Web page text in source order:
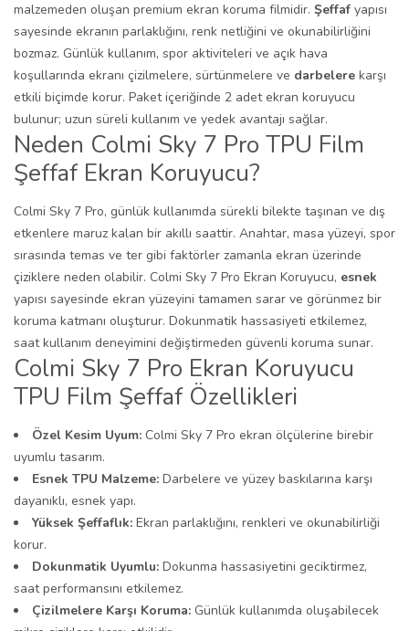
malzemeden oluşan premium ekran koruma filmidir. Şeffaf yapısı
sayesinde ekranın parlaklığını, renk netliğini ve okunabilirliğini
bozmaz. Günlük kullanım, spor aktiviteleri ve açık hava
koşullarında ekranı çizilmelere, sürtünmelere ve darbelere karşı
etkili biçimde korur. Paket içeriğinde 2 adet ekran koruyucu
bulunur; uzun süreli kullanım ve yedek avantajı sağlar.
Neden Colmi Sky 7 Pro TPU Film
Şeffaf Ekran Koruyucu?
Colmi Sky 7 Pro, günlük kullanımda sürekli bilekte taşınan ve dış
etkenlere maruz kalan bir akıllı saattir. Anahtar, masa yüzeyi, spor
sırasında temas ve ter gibi faktörler zamanla ekran üzerinde
çiziklere neden olabilir. Colmi Sky 7 Pro Ekran Koruyucu, esnek
yapısı sayesinde ekran yüzeyini tamamen sarar ve görünmez bir
koruma katmanı oluşturur. Dokunmatik hassasiyeti etkilemez,
saat kullanım deneyimini değiştirmeden güvenli koruma sunar.
Colmi Sky 7 Pro Ekran Koruyucu
TPU Film Şeffaf Özellikleri
Özel Kesim Uyum: Colmi Sky 7 Pro ekran ölçülerine birebir
uyumlu tasarım.
Esnek TPU Malzeme: Darbelere ve yüzey baskılarına karşı
dayanıklı, esnek yapı.
Yüksek Şeffaflık: Ekran parlaklığını, renkleri ve okunabilirliği
korur.
Dokunmatik Uyumlu: Dokunma hassasiyetini geciktirmez,
saat performansını etkilemez.
Çizilmelere Karşı Koruma: Günlük kullanımda oluşabilecek